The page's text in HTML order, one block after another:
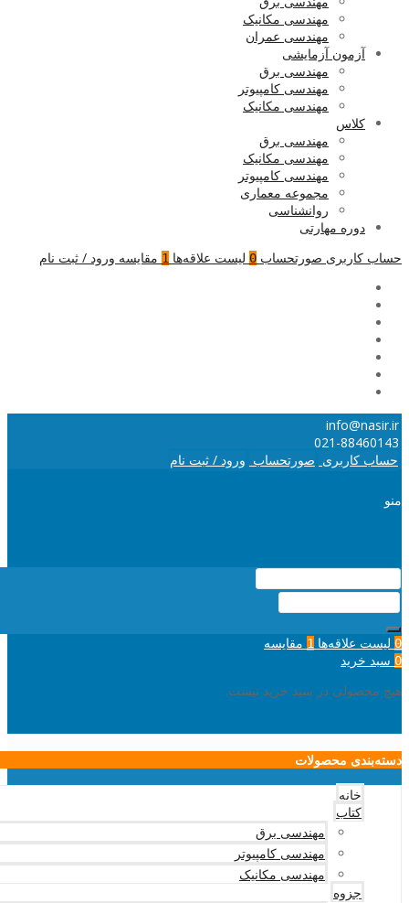
مهندسی مکانیک
مهندسی عمران
آزمون آزمایشی
مهندسی برق
مهندسی کامپیوتر
مهندسی مکانیک
کلاس
مهندسی برق
مهندسی مکانیک
مهندسی کامپیوتر
مجموعه معماری
روانشناسی
دوره مهارتی
حساب کاربری صورتحساب 0 لیست علاقه‌ها 1 مقایسه ورود / ثبت نام
info@nasir.ir
021-88460143
حساب کاربری صورتحساب ورود / ثبت نام
منو
0 لیست علاقه‌ها 1 مقایسه
0 سبد خرید
هیچ محصولی در سبد خرید نیست.
دسته‌بندی محصولات
خانه
کتاب
مهندسی برق
مهندسی کامپیوتر
مهندسی مکانیک
جزوه